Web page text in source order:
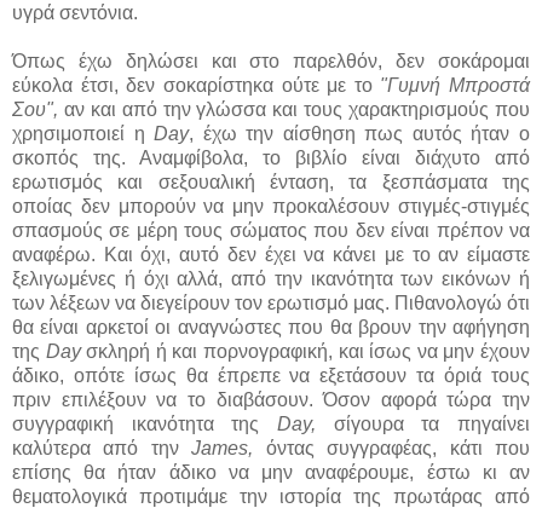
υγρά σεντόνια.
Όπως έχω δηλώσει και στο παρελθόν, δεν σοκάρομαι
εύκολα έτσι, δεν σοκαρίστηκα ούτε με το "Γυμνή Μπροστά
Σου", αν και από την γλώσσα και τους χαρακτηρισμούς που
χρησιμοποιεί ηDay, έχω την αίσθηση πως αυτός ήταν ο
σκοπός της. Αναμφίβολα, το βιβλίο είναι διάχυτο από
ερωτισμός και σεξουαλική ένταση, τα ξεσπάσματα της
οποίας δεν μπορούν να μην προκαλέσουν στιγμές-στιγμές
σπασμούς σε μέρη τους σώματος που δεν είναι πρέπον να
αναφέρω. Και όχι, αυτό δεν έχει να κάνει με το αν είμαστε
ξελιγωμένες ή όχι αλλά, από την ικανότητα των εικόνων ή
των λέξεων να διεγείρουν τον ερωτισμό μας. Πιθανολογώ ότι
θα είναι αρκετοί οι αναγνώστες που θα βρουν την αφήγηση
της Dayσκληρή ή και πορνογραφική, και ίσως να μην έχουν
άδικο, οπότε ίσως θα έπρεπε να εξετάσουν τα όριά τους
πριν επιλέξουν να το διαβάσουν. Όσον αφορά τώρα την
συγγραφική ικανότητα της Day, σίγουρα τα πηγαίνει
καλύτερα από τηνJames, όντας συγγραφέας, κάτι που
επίσης θα ήταν άδικο να μην αναφέρουμε, έστω κι αν
θεματολογικά προτιμάμε την ιστορία της πρωτάρας από